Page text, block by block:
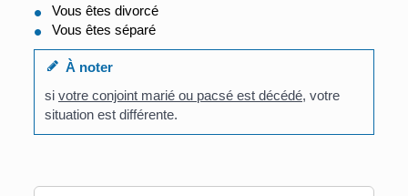
Vous êtes divorcé
Vous êtes séparé
À noter
si votre conjoint marié ou pacsé est décédé, votre
situation est différente.